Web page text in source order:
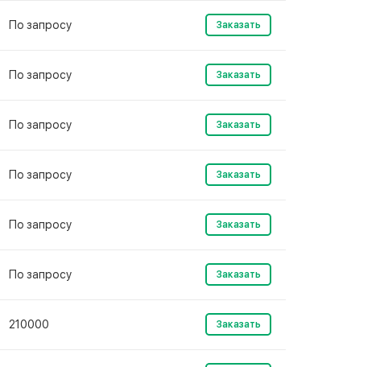
По запросу Заказать
По запросу Заказать
По запросу Заказать
По запросу Заказать
По запросу Заказать
По запросу Заказать
210000 Заказать